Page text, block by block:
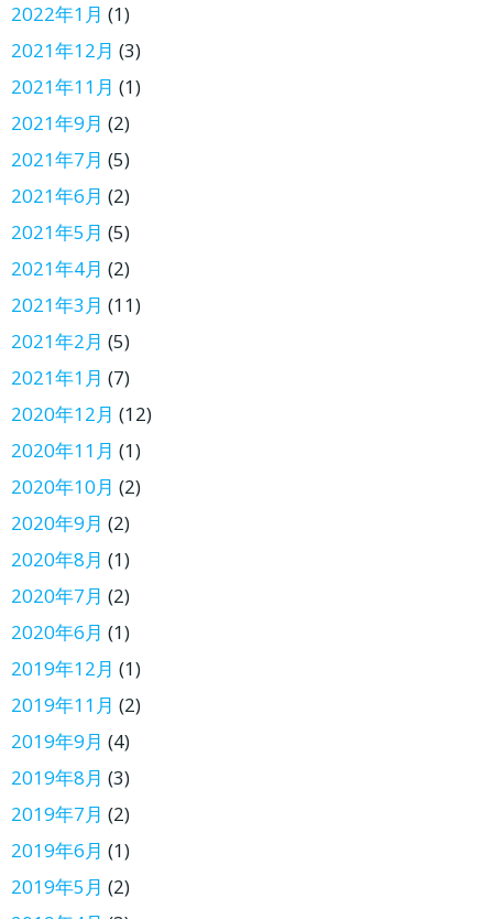
2022年1月 (1)
2021年12月 (3)
2021年11月 (1)
2021年9月 (2)
2021年7月 (5)
2021年6月 (2)
2021年5月 (5)
2021年4月 (2)
2021年3月 (11)
2021年2月 (5)
2021年1月 (7)
2020年12月 (12)
2020年11月 (1)
2020年10月 (2)
2020年9月 (2)
2020年8月 (1)
2020年7月 (2)
2020年6月 (1)
2019年12月 (1)
2019年11月 (2)
2019年9月 (4)
2019年8月 (3)
2019年7月 (2)
2019年6月 (1)
2019年5月 (2)